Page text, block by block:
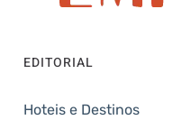
EDITORIAL
Hoteis e Destinos